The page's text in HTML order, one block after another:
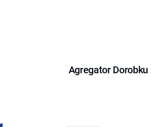
Agregator